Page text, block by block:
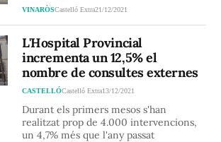
VINARÒSCastelló Extra21/12/2021
L'Hospital Provincial
incrementa un 12,5% el
nombre de consultes externes
CASTELLÓCastelló Extra13/12/2021
Durant els primers mesos s'han
realitzat prop de 4.000 intervencions,
un 4,7% més que l'any passat